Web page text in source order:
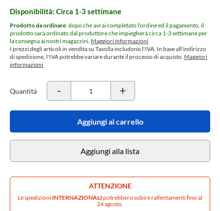
Disponibilità: Circa 1-3 settimane
Prodotto da ordinare: dopo che avrai completato l'ordine ed il pagamento, il
prodotto sarà ordinato dal produttore che impiegherà circa 1-3 settimane per
la consegna ai nostri magazzini. Maggiori informazioni
I prezzi degli articoli in vendita su Tavolla includono l'IVA. In base all'indirizzo
di spedizione, l'IVA potrebbe variare durante il processo di acquisto. Maggiori
informazioni
Quantità - +
Aggiungi al carrello
Aggiungi alla lista
ATTENZIONE
Le spedizioni INTERNAZIONALI potrebbero subire rallentamenti fino al
24 agosto.